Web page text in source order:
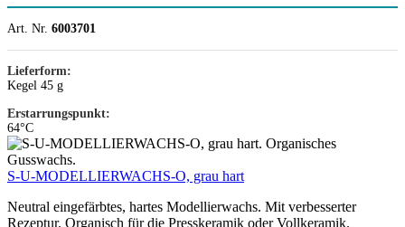
Art. Nr. 6003701
Lieferform:
Kegel 45 g
Erstarrungspunkt:
64°C
S-U-MODELLIERWACHS-O, grau hart
Neutral eingefärbtes, hartes Modellierwachs. Mit verbesserter
Rezeptur. Organisch für die Presskeramik oder Vollkeramik.